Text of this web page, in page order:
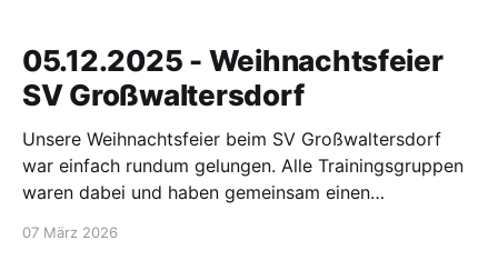
05.12.2025 - Weihnachtsfeier
SV Großwaltersdorf
Unsere Weihnachtsfeier beim SV Großwaltersdorf
war einfach rundum gelungen. Alle Trainingsgruppen
waren dabei und haben gemeinsam einen
verbracht. Dank der großartigen Unterstützung der
07 März 2026